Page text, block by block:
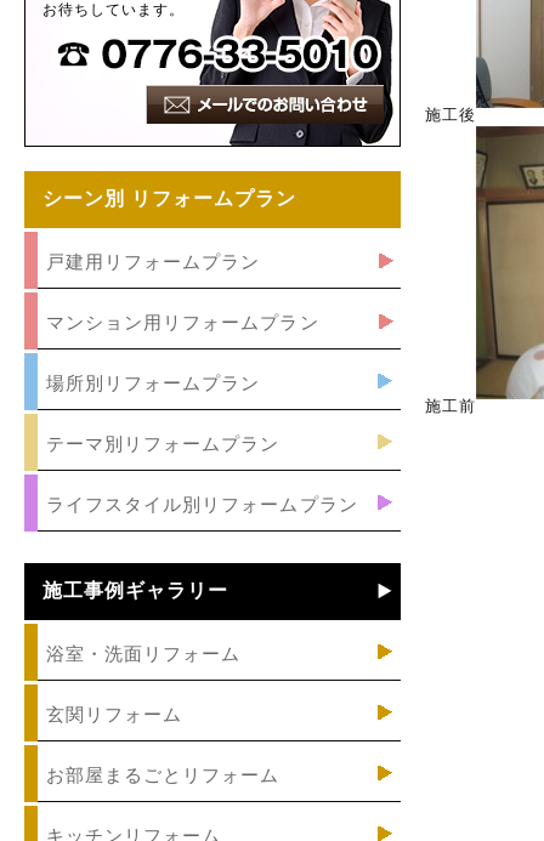
施工後
施工前
お待ちしています。
シーン別 リフォームプラン
戸建用リフォームプラン
マンション用リフォームプラン
場所別リフォームプラン
テーマ別リフォームプラン
ライフスタイル別リフォームプラン
施工事例ギャラリー
浴室・洗面リフォーム
玄関リフォーム
お部屋まるごとリフォーム
キッチンリフォーム